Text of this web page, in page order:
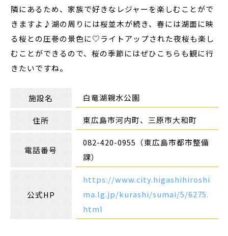
隣にあるため、家族で好きなレジャーを楽しむことがで
きますよ♪湖の周りには桜並木が続き、春には湖面に映
る桜との圧巻の景色に♡ライトアップされた夜桜も楽し
むことができるので、桜の季節にはぜひこちらも観に行
きたいですね。
施設名 白竜湖親水公園
住所 東広島市河内町、三原市大和町
電話番号
082-420-0955（東広島市都市整備
課）
公式HP
https://www.city.higashihiroshi
ma.lg.jp/kurashi/sumai/5/6275.
html